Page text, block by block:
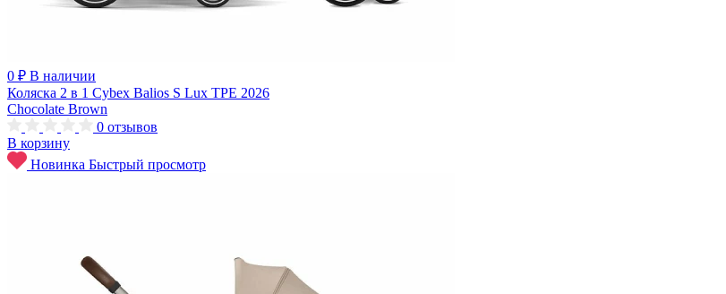
0 ₽ В наличии
Коляска 2 в 1 Cybex Balios S Lux TPE 2026
Chocolate Brown
0 отзывов
В корзину
Новинка Быстрый просмотр